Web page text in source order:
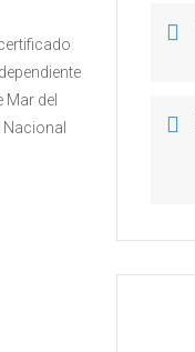
Mar del